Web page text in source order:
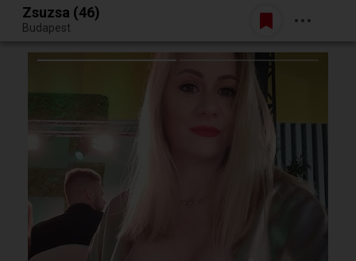
Egy jó randiból bármi lehet.
Belépés
Zsuzsa (46)
Budapest